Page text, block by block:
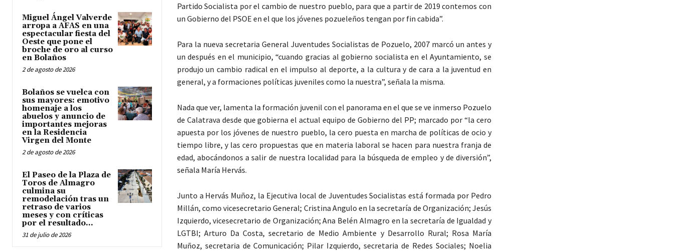
Miguel Ángel Valverde
arropa a AFAS en una
espectacular fiesta del
Oeste que pone el
broche de oro al curso
en Bolaños
2 de agosto de 2026
Bolaños se vuelca con
sus mayores: emotivo
homenaje a los
abuelos y anuncio de
importantes mejoras
en la Residencia
Virgen del Monte
2 de agosto de 2026
El Paseo de la Plaza de
Toros de Almagro
culmina su
remodelación tras un
retraso de varios
meses y con críticas
por el resultado...
31 de julio de 2026
Partido Socialista por el cambio de nuestro pueblo, para que a partir de 2019 contemos con
un Gobierno del PSOE en el que los jóvenes pozueleños tengan por fin cabida”.
Para la nueva secretaria General Juventudes Socialistas de Pozuelo, 2007 marcó un antes y
un después en el municipio, “cuando gracias al gobierno socialista en el Ayuntamiento, se
produjo un cambio radical en el impulso al deporte, a la cultura y de cara a la juventud en
general, y a formaciones políticas juveniles como la nuestra”, señala la misma.
Nada que ver, lamenta la formación juvenil con el panorama en el que se ve inmerso Pozuelo
de Calatrava desde que gobierna el actual equipo de Gobierno del PP; marcado por “la cero
apuesta por los jóvenes de nuestro pueblo, la cero puesta en marcha de políticas de ocio y
tiempo libre, y las cero propuestas que en materia laboral se hacen para nuestra franja de
edad, abocándonos a salir de nuestra localidad para la búsqueda de empleo y de diversión”,
señala María Hervás.
Junto a Hervás Muñoz, la Ejecutiva local de Juventudes Socialistas está formada por Pedro
Millán, como vicesecretario General; Cristina Angulo en la secretaría de Organización; Jesús
Izquierdo, vicesecretario de Organización; Ana Belén Almagro en la secretaría de Igualdad y
LGTBI; Arturo Da Costa, secretario de Medio Ambiente y Desarrollo Rural; Rosa María
Muñoz, secretaria de Comunicación; Pilar Izquierdo, secretaria de Redes Sociales; Noelia